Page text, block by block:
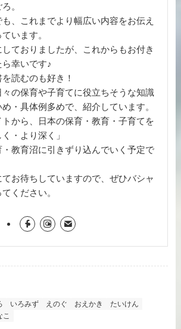
。
、これまでより幅広い内容をお伝え
います。
しておりましたが、これからもお付き
幸いです♪
読むのも好き！
の保育や子育てに役立ちそうな知識
・具体例多めで、紹介しています。
トから、日本の保育・教育・子育てを
・より深く」
・教育沼に引きずり込んでいく予定で
お待ちしていますので、ぜひバシャ
ください。
いろみず えのぐ おえかき
たいけん
こ